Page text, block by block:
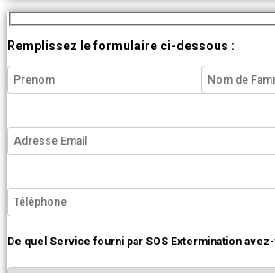
Remplissez le formulaire ci-dessous :
De quel Service fourni par SOS Extermination